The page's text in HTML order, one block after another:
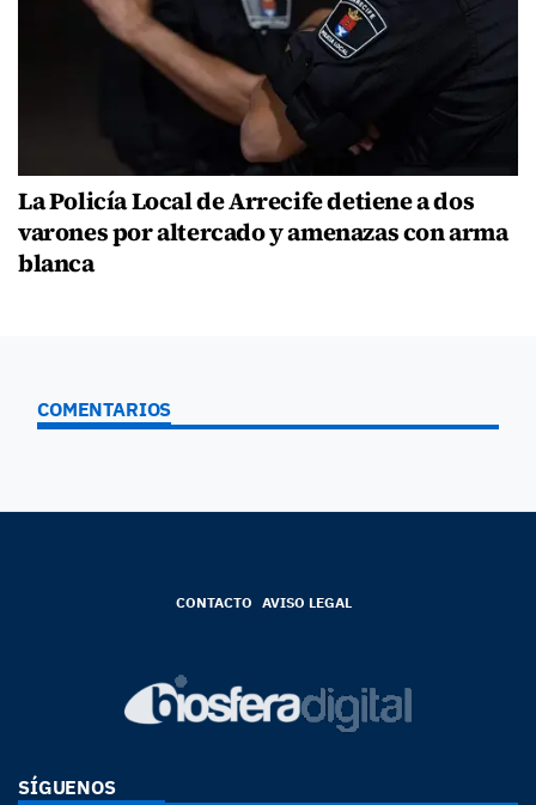
La Policía Local de Arrecife detiene a dos
varones por altercado y amenazas con arma
blanca
COMENTARIOS
CONTACTO AVISO LEGAL
SÍGUENOS